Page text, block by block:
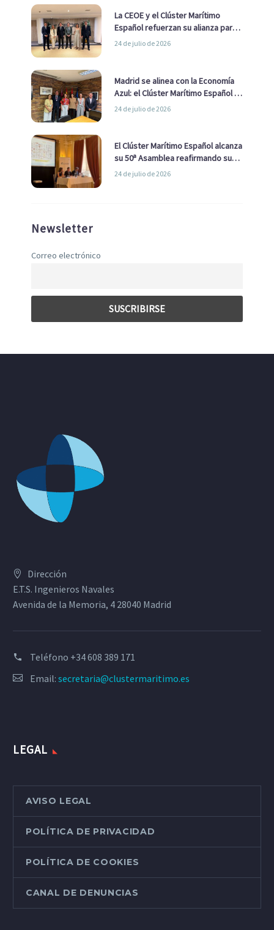
La CEOE y el Clúster Marítimo
Español refuerzan su alianza para
impulsar una estrategia Nacional
24 de julio de 2026
Madrid se alinea con la Economía
Azul: el Clúster Marítimo Español y
la Real Liga Naval avanzan alianzas
24 de julio de 2026
El Clúster Marítimo Español alcanza
su 50ª Asamblea reafirmando su
liderazgo en la Economía Azul
24 de julio de 2026
Newsletter
Correo electrónico
Dirección
E.T.S. Ingenieros Navales
Avenida de la Memoria, 4 28040 Madrid
Teléfono +34 608 389 171
Email: secretaria@clustermaritimo.es
LEGAL
AVISO LEGAL
POLÍTICA DE PRIVACIDAD
POLÍTICA DE COOKIES
CANAL DE DENUNCIAS